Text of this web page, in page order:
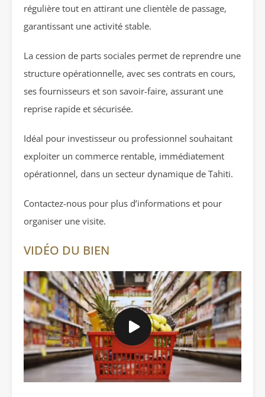
régulière tout en attirant une clientèle de passage,
garantissant une activité stable.
La cession de parts sociales permet de reprendre une
structure opérationnelle, avec ses contrats en cours,
ses fournisseurs et son savoir-faire, assurant une
reprise rapide et sécurisée.
Idéal pour investisseur ou professionnel souhaitant
exploiter un commerce rentable, immédiatement
opérationnel, dans un secteur dynamique de Tahiti.
Contactez-nous pour plus d’informations et pour
organiser une visite.
VIDÉO DU BIEN